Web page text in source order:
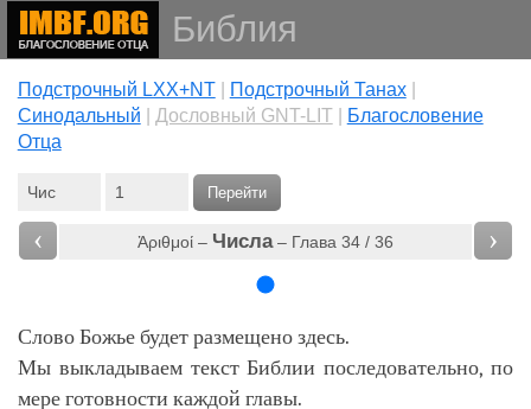
Библия
Подстрочный LXX+NT| Подстрочный Танах|
Cинодальный
Дословный GNT-LIT|
Благословение
Отца
Перейти
‹ Ἀριθμοί – Числа– Глава 34 / 36 ›
Слово Божье будет размещено здесь.
Мы выкладываем текст Библии последовательно, по
мере готовности каждой главы.